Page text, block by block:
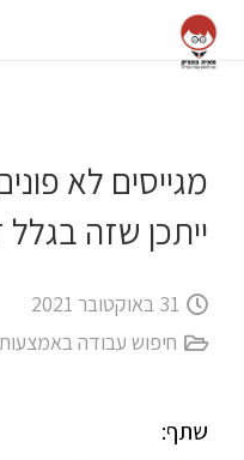
מגייסים לא
ייתכן שזה בגלל
31 באוקטובר 2021
חיפוש עבודה
שתף: